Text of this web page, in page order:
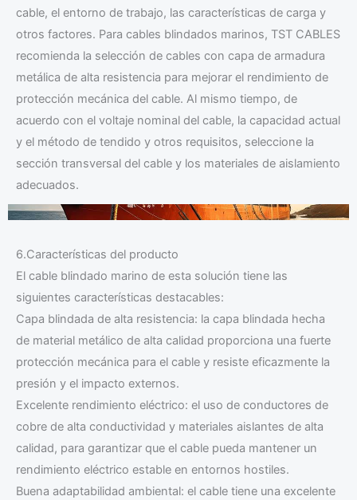
cable, el entorno de trabajo, las características de carga y
otros factores. Para cables blindados marinos, TST CABLES
recomienda la selección de cables con capa de armadura
metálica de alta resistencia para mejorar el rendimiento de
protección mecánica del cable. Al mismo tiempo, de
acuerdo con el voltaje nominal del cable, la capacidad actual
y el método de tendido y otros requisitos, seleccione la
sección transversal del cable y los materiales de aislamiento
adecuados.
6.Características del producto
El cable blindado marino de esta solución tiene las
siguientes características destacables:
Capa blindada de alta resistencia: la capa blindada hecha
de material metálico de alta calidad proporciona una fuerte
protección mecánica para el cable y resiste eficazmente la
presión y el impacto externos.
Excelente rendimiento eléctrico: el uso de conductores de
cobre de alta conductividad y materiales aislantes de alta
calidad, para garantizar que el cable pueda mantener un
rendimiento eléctrico estable en entornos hostiles.
Buena adaptabilidad ambiental: el cable tiene una excelente